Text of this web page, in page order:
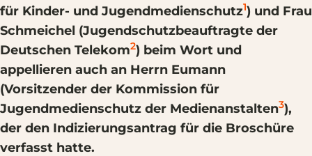
für Kinder- und Jugendmedienschutz1) und Frau
Schmeichel (Jugendschutzbeauftragte der
Deutschen Telekom2) beim Wort und
appellieren auch an Herrn Eumann
(Vorsitzender der Kommission für
Jugendmedienschutz der Medienanstalten3),
der den Indizierungsantrag für die Broschüre
verfasst hatte.